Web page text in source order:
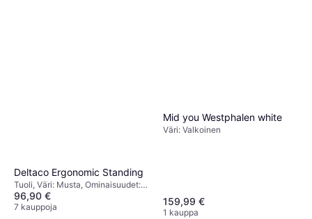
Deltaco Ergonomic Standing
Tuoli, Väri: Musta, Ominaisuudet:
Säädettävä istuin
96,90 €
7 kauppoja
Mid you Westphalen white
Väri: Valkoinen
159,99 €
1 kauppa